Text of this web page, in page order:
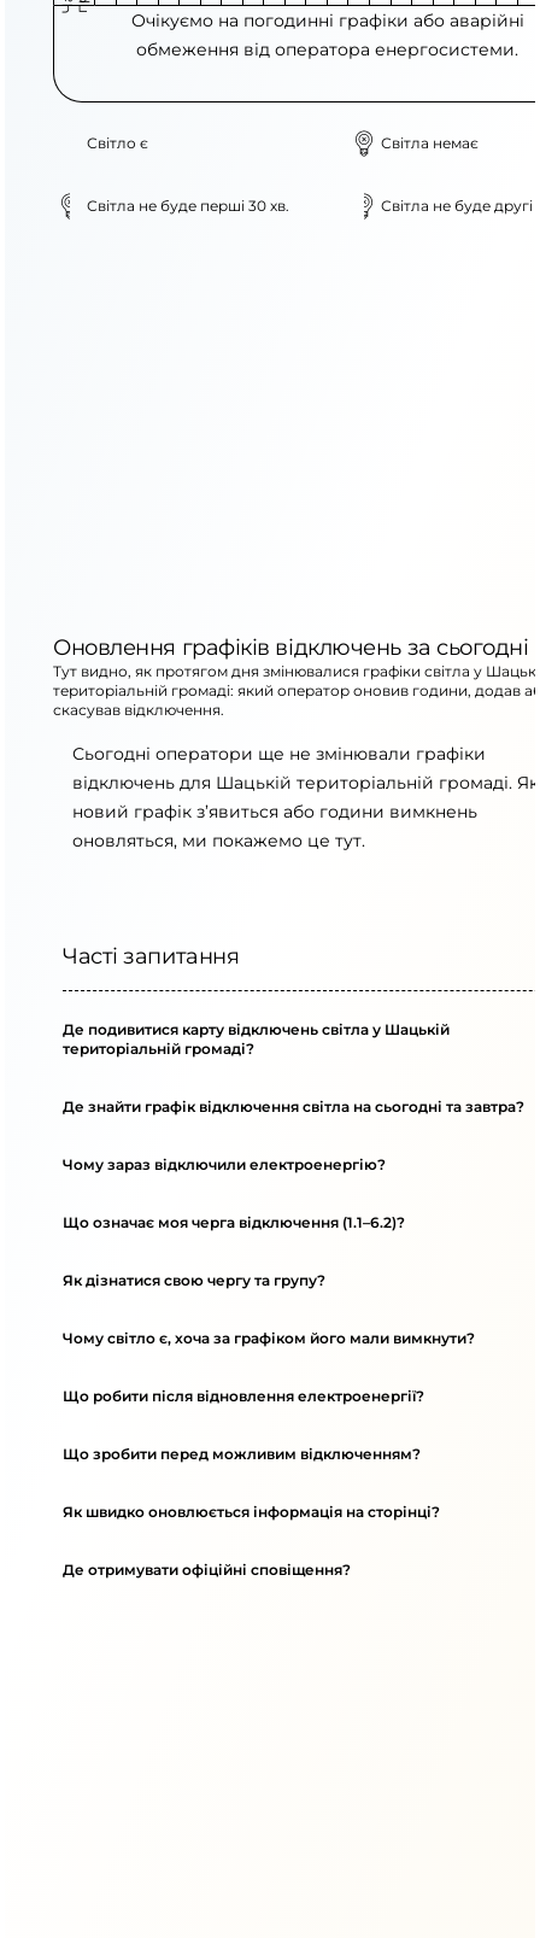
Очікуємо на погодинні графіки або аварійні
обмеження від оператора енергосистеми.
Світло є Світла немає
Світла не буде перші 30 хв. Світла не буде другі
Оновлення графіків відключень за сьогодні
Тут видно, як протягом дня змінювалися графіки світла у
територіальній громаді: який оператор оновив години, додав
скасував відключення.
Сьогодні оператори ще не змінювали графіки
відключень для Шацькій територіальній громаді.
новий графік з’явиться або години вимкнень
оновляться, ми покажемо це тут.
Часті запитання
Де подивитися карту відключень світла у Шацькій
територіальній громаді?
Де знайти графік відключення світла на сьогодні та завтра?
Чому зараз відключили електроенергію?
Що означає моя черга відключення (1.1–6.2)?
Як дізнатися свою чергу та групу?
Чому світло є, хоча за графіком його мали вимкнути?
Що робити після відновлення електроенергії?
Що зробити перед можливим відключенням?
Як швидко оновлюється інформація на сторінці?
Де отримувати офіційні сповіщення?